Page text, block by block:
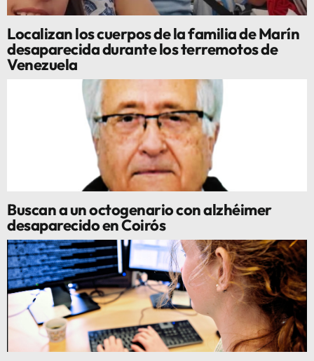
Localizan los cuerpos de la familia de Marín
desaparecida durante los terremotos de
Venezuela
Buscan a un octogenario con alzhéimer
desaparecido en Coirós